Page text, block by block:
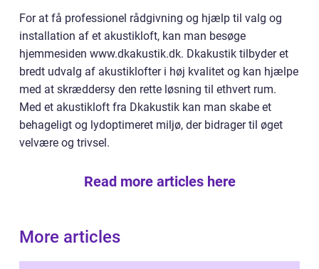
For at få professionel rådgivning og hjælp til valg og
installation af et akustikloft, kan man besøge
hjemmesiden www.dkakustik.dk. Dkakustik tilbyder et
bredt udvalg af akustiklofter i høj kvalitet og kan hjælpe
med at skræddersy den rette løsning til ethvert rum.
Med et akustikloft fra Dkakustik kan man skabe et
behageligt og lydoptimeret miljø, der bidrager til øget
velvære og trivsel.
Read more articles here
More articles